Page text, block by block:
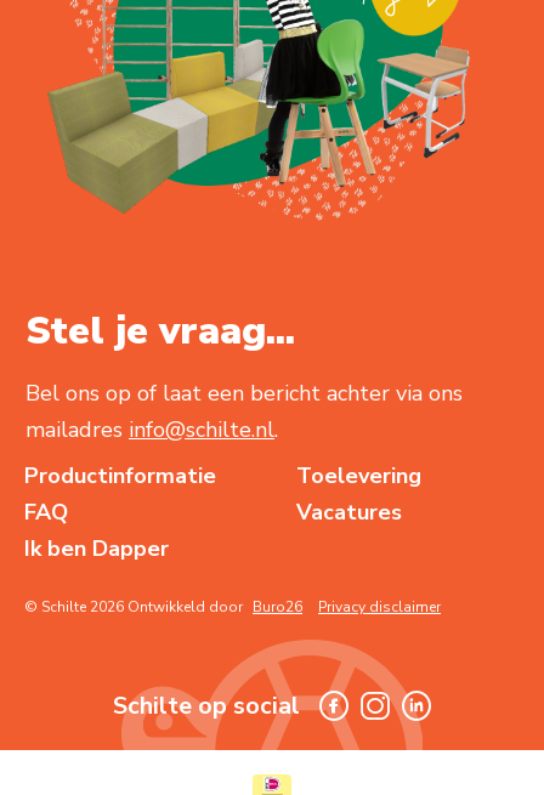
Stel je vraag...
Bel ons op of laat een bericht achter via ons
mailadres info@schilte.nl.
Productinformatie
Toelevering
FAQ
Vacatures
Ik ben Dapper
© Schilte 2026 Ontwikkeld door Buro26 Privacy disclaimer
Schilte op social